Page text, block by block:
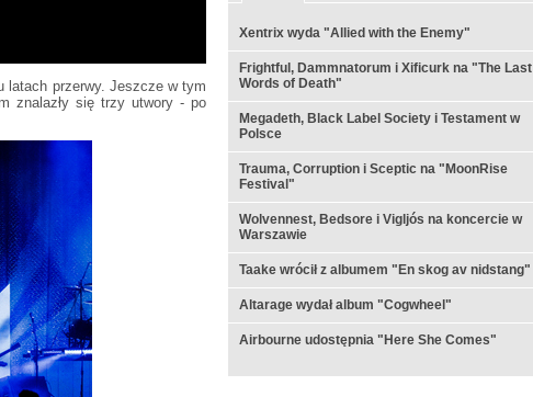
latach przerwy. Jeszcze w tym
znalazły się trzy utwory - po
Xentrix wyda "Allied with the Enemy"
Frightful, Dammnatorum i Xificurk na "The Last
Words of Death"
Megadeth, Black Label Society i Testament w
Polsce
Trauma, Corruption i Sceptic na "MoonRise
Festival"
Wolvennest, Bedsore i Vigljós na koncercie w
Warszawie
Taake wrócił z albumem "En skog av nidstang"
Altarage wydał album "Cogwheel"
Airbourne udostępnia "Here She Comes"